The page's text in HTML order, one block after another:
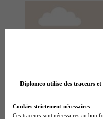
Diplomeo utilise des traceurs
Cookies strictement nécessaires
Ces traceurs sont nécessaires au bon